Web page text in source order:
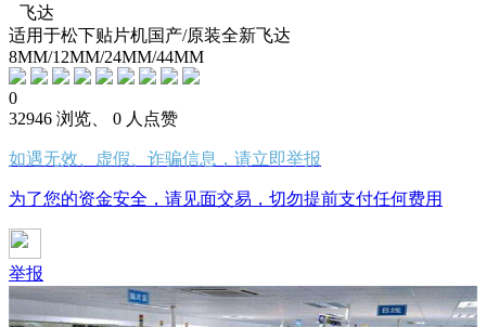
飞达
适用于松下贴片机国产/原装全新飞达
8MM/12MM/24MM/44MM
0
32946 浏览、 0 人点赞
如遇无效、虚假、诈骗信息，请立即举报
为了您的资金安全，请见面交易，切勿提前支付任何费用
举报